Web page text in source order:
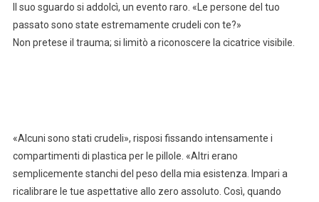
Il suo sguardo si addolcì, un evento raro. «Le persone del tuo
passato sono state estremamente crudeli con te?»
Non pretese il trauma; si limitò a riconoscere la cicatrice visibile.
«Alcuni sono stati crudeli», risposi fissando intensamente i
compartimenti di plastica per le pillole. «Altri erano
semplicemente stanchi del peso della mia esistenza. Impari a
ricalibrare le tue aspettative allo zero assoluto. Così, quando